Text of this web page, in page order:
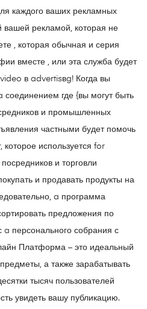
каждого ваших рекламных
вашей рекламой, которая не
, которая обычная и серия
вместе , или эта служба будет
в advertisвg! Когда вы
где {вы могут быть
и промышленных
частными будет помочь
которое используется for
и торговли
и продавать продукты на
a программа
предложения по
a персонального собрания с
Платформа – это идеальный
а также зарабатывать
тысяч пользователей
увидеть вашу публикацию.